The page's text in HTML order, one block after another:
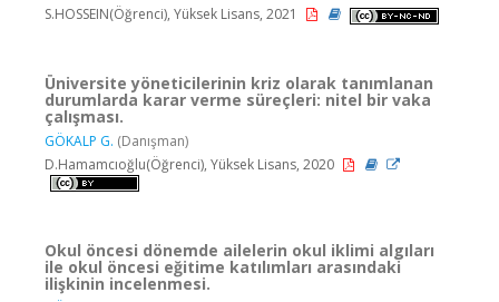
S.HOSSEIN(Öğrenci), Yüksek Lisans, 2021
Üniversite yöneticilerinin kriz olarak tanımlanan
durumlarda karar verme süreçleri: nitel bir vaka
çalışması.
GÖKALP G. (Danışman)
D.Hamamcıoğlu(Öğrenci), Yüksek Lisans, 2020
Okul öncesi dönemde ailelerin okul iklimi algıları
ile okul öncesi eğitime katılımları arasındaki
ilişkinin incelenmesi.